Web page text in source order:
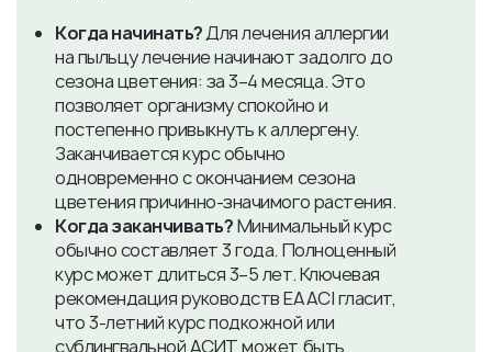
Когда начинать?Для лечения аллергии
на пыльцу лечение начинают задолго до
сезона цветения: за 3–4 месяца. Это
позволяет организму спокойно и
постепенно привыкнуть к аллергену.
Заканчивается курс обычно
одновременно с окончанием сезона
цветения причинно-значимого растения.
Когда заканчивать?Минимальный курс
обычно составляет 3 года. Полноценный
курс может длиться 3–5 лет. Ключевая
рекомендация руководств EAACI гласит,
что 3-летний курс подкожной или
сублингвальной АСИТ может быть